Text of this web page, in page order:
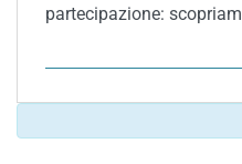
partecipazione: